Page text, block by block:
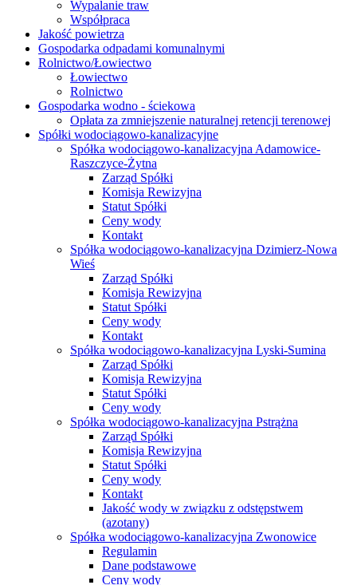
Wypalanie traw
Współpraca
Jakość powietrza
Gospodarka odpadami komunalnymi
Rolnictwo/Łowiectwo
Łowiectwo
Rolnictwo
Gospodarka wodno - ściekowa
Opłata za zmniejszenie naturalnej retencji terenowej
Spółki wodociągowo-kanalizacyjne
Spółka wodociągowo-kanalizacyjna Adamowice-
Raszczyce-Żytna
Zarząd Spółki
Komisja Rewizyjna
Statut Spółki
Ceny wody
Kontakt
Spółka wodociągowo-kanalizacyjna Dzimierz-Nowa
Wieś
Zarząd Spółki
Komisja Rewizyjna
Statut Spółki
Ceny wody
Kontakt
Spółka wodociągowo-kanalizacyjna Lyski-Sumina
Zarząd Spółki
Komisja Rewizyjna
Statut Spółki
Ceny wody
Spółka wodociągowo-kanalizacyjna Pstrążna
Zarząd Spółki
Komisja Rewizyjna
Statut Spółki
Ceny wody
Kontakt
Jakość wody w związku z odstępstwem
(azotany)
Spółka wodociągowo-kanalizacyjna Zwonowice
Regulamin
Dane podstawowe
Ceny wody